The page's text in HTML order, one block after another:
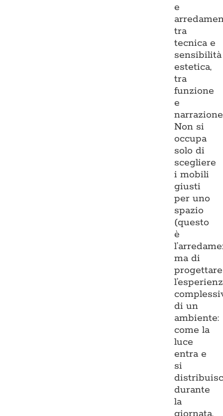
e
tra
tecnica e
sensibilità
estetica,
tra
funzione
e
Non si
occupa
solo di
scegliere
i mobili
giusti
per uno
spazio
(questo
è
ma di
progettare
di un
ambiente:
come la
luce
entra e
si
durante
la